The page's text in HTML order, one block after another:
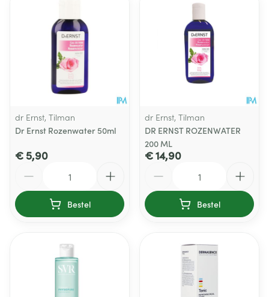
dr Ernst, Tilman
Dr Ernst Rozenwater 50ml
€ 5,90
Bestel
dr Ernst, Tilman
DR ERNST ROZENWATER
200 ML
€ 14,90
Bestel